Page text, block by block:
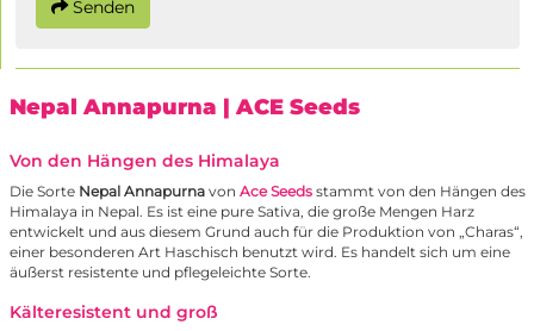
Senden
Nepal Annapurna | ACE Seeds
Von den Hängen des Himalaya
Die Sorte Nepal Annapurna von Ace Seeds stammt von den Hängen des
Himalaya in Nepal. Es ist eine pure Sativa, die große Mengen Harz
entwickelt und aus diesem Grund auch für die Produktion von „Charas“,
einer besonderen Art Haschisch benutzt wird. Es handelt sich um eine
äußerst resistente und pflegeleichte Sorte.
Kälteresistent und groß